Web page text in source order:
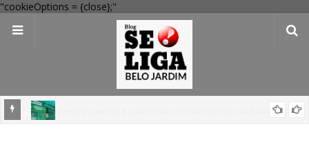
"cookieOptions = {close};"